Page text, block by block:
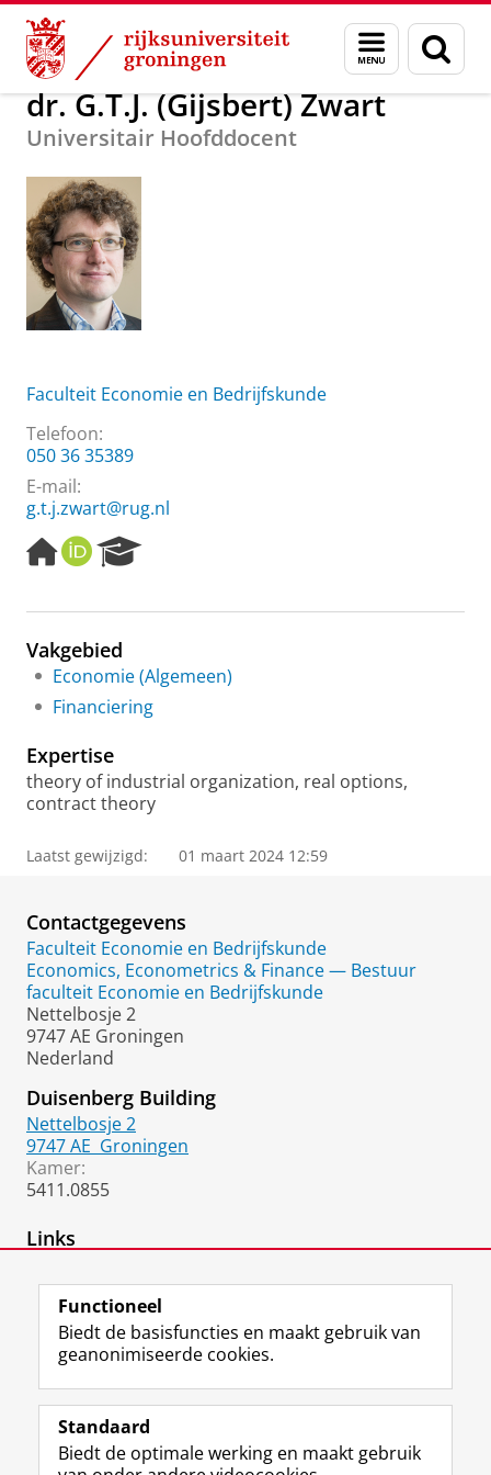
Skip
Content
Skip
Navigation
Menu
en
zoeken
Over ons dr. G.T.J. (Gijsbert) Zwart
dr. G.T.J. (Gijsbert) Zwart
Universitair Hoofddocent
Faculteit Economie en Bedrijfskunde
Telefoon:
050 36 35389
E-mail:
g.t.j.zwart@rug.nl
H
o
e
a
g
e
O
R
I
e
c
h
P
t
a
Vakgebied
Economie (Algemeen)
Financiering
Expertise
theory of industrial organization, real options,
contract theory
Laatst gewijzigd: 01 maart 2024 12:59
Contactgegevens
Faculteit Economie en Bedrijfskunde
Economics, Econometrics & Finance — Bestuur
faculteit Economie en Bedrijfskunde
Nettelbosje 2
9747 AE Groningen
Nederland
Duisenberg Building
Nettelbosje 2
9747 AE Groningen
Kamer:
5411.0855
Links
Volg de RUG
F
a
e
L
i
k
R
S
-
I
n
t
Y
o
T
Studiekiezers
Functioneel
Biedt de basisfuncties en maakt gebruik van
geanonimiseerde cookies.
Standaard
Biedt de optimale werking en maakt gebruik